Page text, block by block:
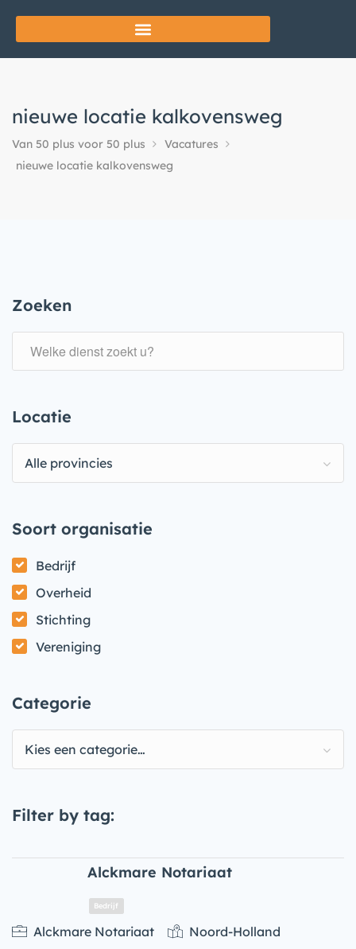
nieuwe locatie kalkovensweg
Van 50 plus voor 50 plus
Vacatures
nieuwe locatie kalkovensweg
Zoeken
Locatie
Alle provincies
Soort organisatie
Bedrijf
Overheid
Stichting
Vereniging
Categorie
Kies een categorie…
Filter by tag:
Alckmare Notariaat
Alckmare Notariaat
Noord-Holland